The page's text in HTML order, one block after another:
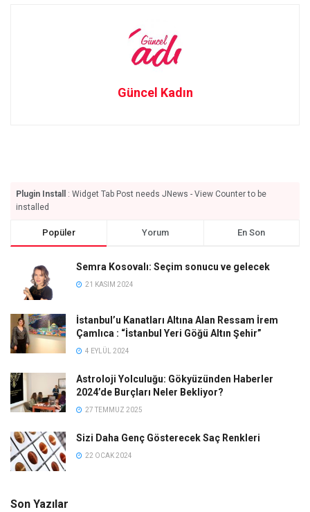
Güncel Kadın
Plugin Install
: Widget Tab Post needs JNews - View Counter to be
installed
Popüler Yorum En Son
Semra Kosovalı: Seçim sonucu ve gelecek
21 KASIM 2024
İstanbul’u Kanatları Altına Alan Ressam İrem
Çamlıca : “İstanbul Yeri Göğü Altın Şehir”
4 EYLÜL 2024
Astroloji Yolculuğu: Gökyüzünden Haberler
2024’de Burçları Neler Bekliyor?
27 TEMMUZ 2025
Sizi Daha Genç Gösterecek Saç Renkleri
22 OCAK 2024
Son Yazılar